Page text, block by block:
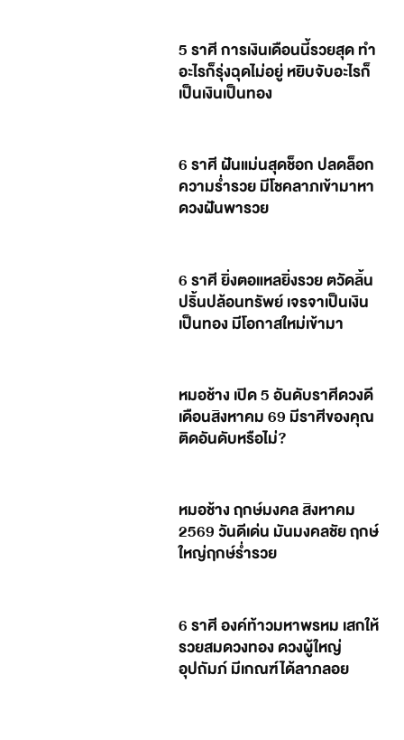
5 ราศี การเงินเดือนนี้รวยสุด ทำ
อะไรก็รุ่งฉุดไม่อยู่ หยิบจับอะไรก็
เป็นเงินเป็นทอง
6 ราศี ฝันแม่นสุดช็อก ปลดล็อก
ความร่ำรวย มีโชคลาภเข้ามาหา
ดวงฝันพารวย
6 ราศี ยิ่งตอแหลยิ่งรวย ตวัดลิ้น
ปริ้นปล้อนทรัพย์ เจรจาเป็นเงิน
เป็นทอง มีโอกาสใหม่เข้ามา
หมอช้าง เปิด 5 อันดับราศีดวงดี
เดือนสิงหาคม 69 มีราศีของคุณ
ติดอันดับหรือไม่?
หมอช้าง ฤกษ์มงคล สิงหาคม
2569 วันดีเด่น มันมงคลชัย ฤกษ์
ใหญ่ฤกษ์ร่ำรวย
6 ราศี องค์ท้าวมหาพรหม เสกให้
รวยสมดวงทอง ดวงผู้ใหญ่
อุปถัมภ์ มีเกณฑ์ได้ลาภลอย